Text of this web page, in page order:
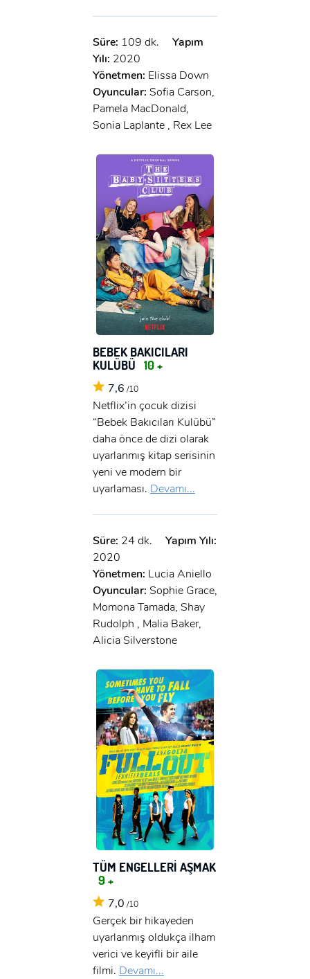
Süre: 109 dk.
Yapım
Yılı: 2020
Yönetmen: Elissa Down
Oyuncular: Sofia Carson,
Pamela MacDonald,
Sonia Laplante , Rex Lee
BEBEK BAKICILARI
KULÜBÜ 10 +
7,6 /10
Netflix’in çocuk dizisi
“Bebek Bakıcıları Kulübü”
daha önce de dizi olarak
uyarlanmış kitap serisinin
yeni ve modern bir
uyarlaması. Devamı...
Süre: 24 dk.
Yapım Yılı:
2020
Yönetmen: Lucia Aniello
Oyuncular: Sophie Grace,
Momona Tamada, Shay
Rudolph , Malia Baker,
Alicia Silverstone
TÜM ENGELLERİ AŞMAK
9 +
7,0 /10
Gerçek bir hikayeden
uyarlanmış oldukça ilham
verici ve keyifli bir aile
filmi. Devamı...